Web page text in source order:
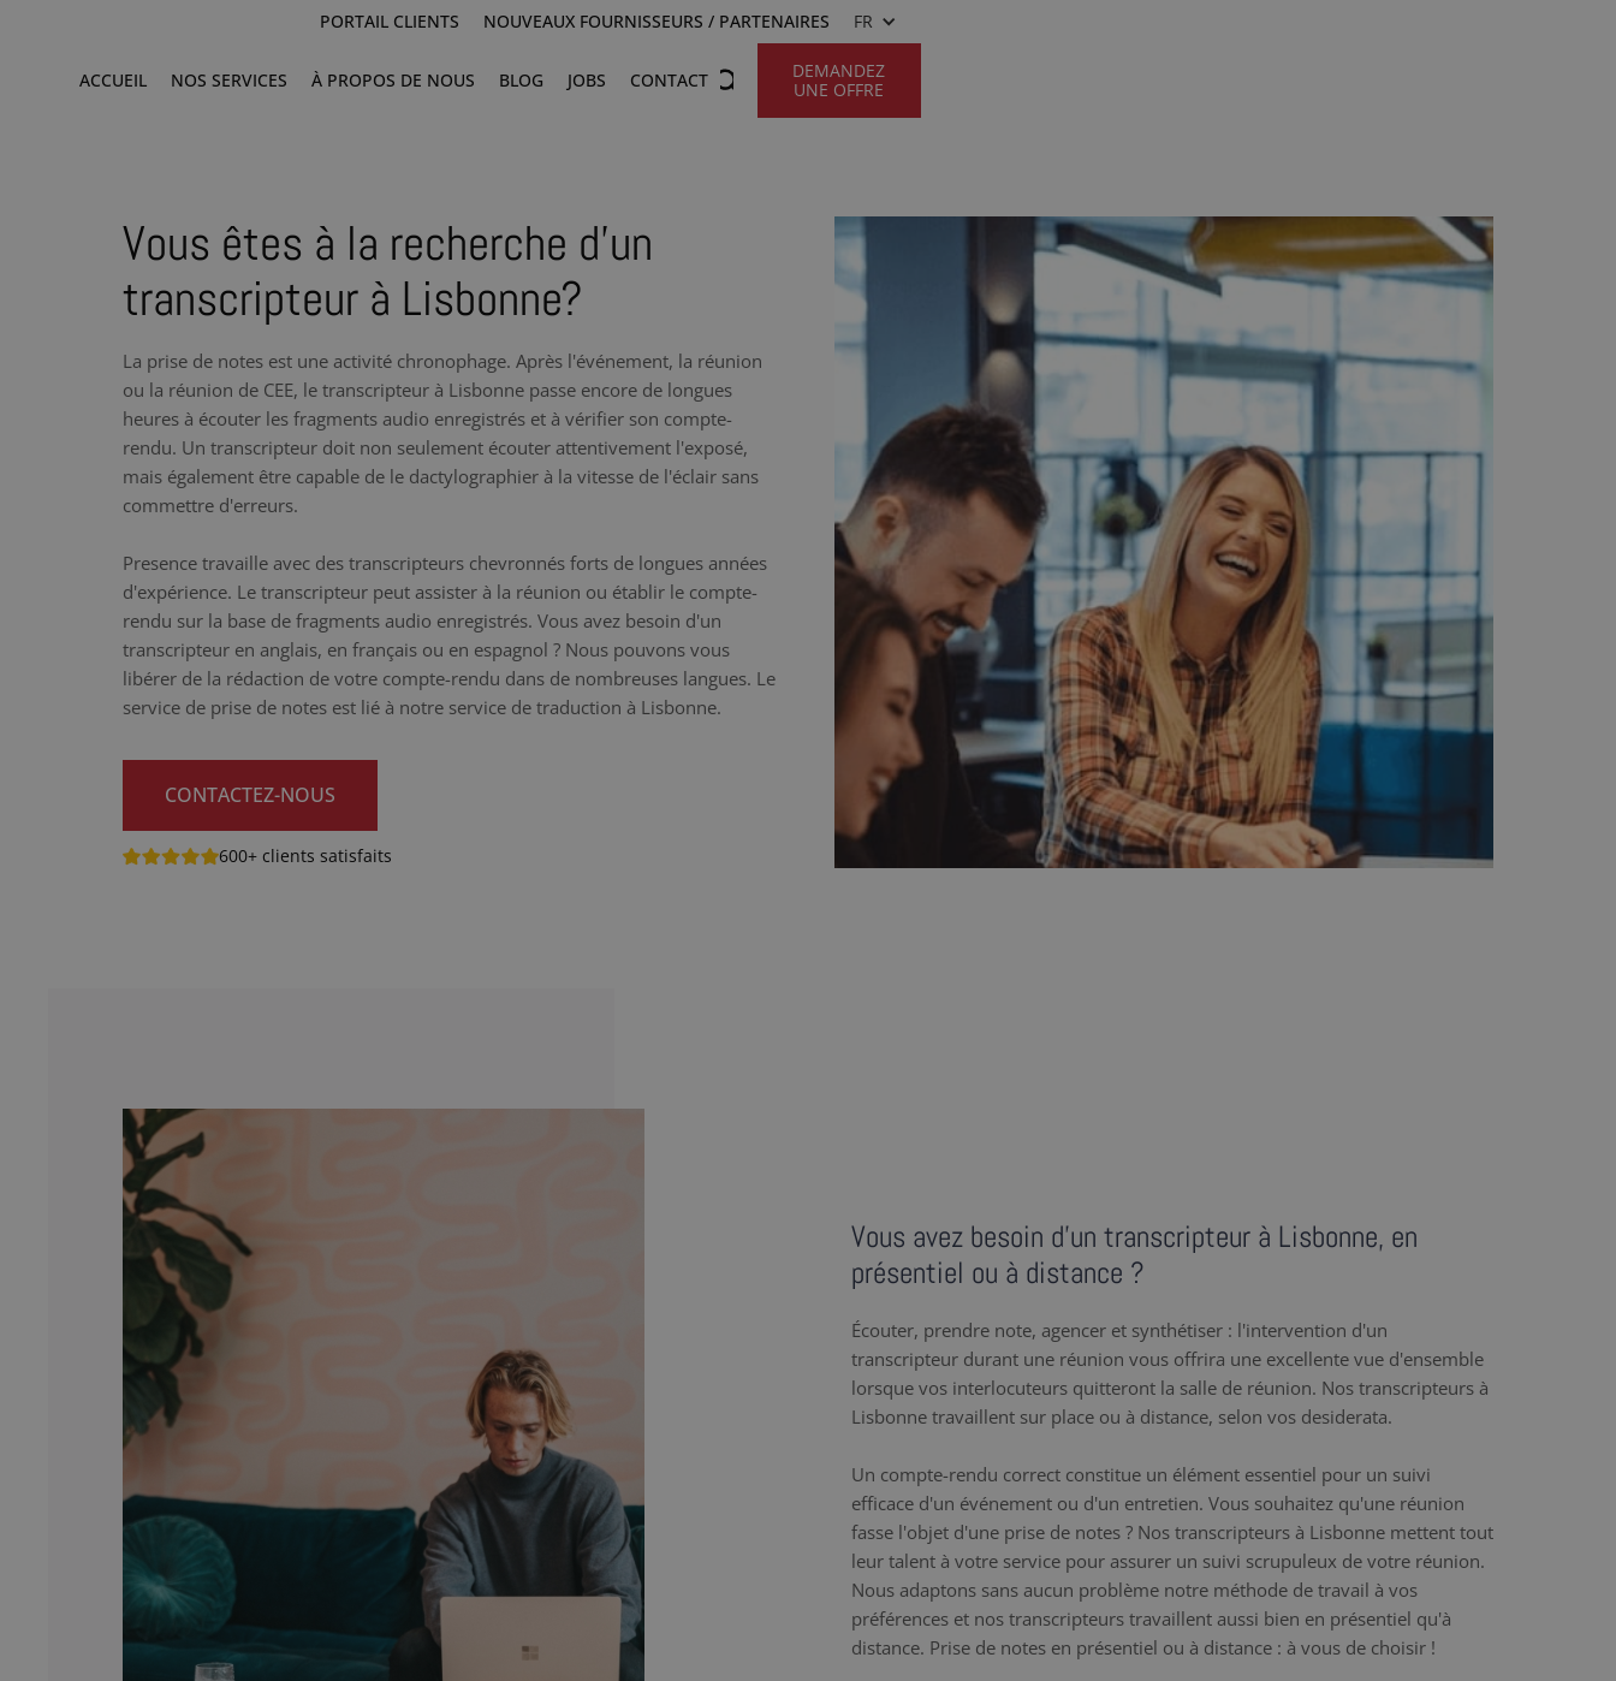
PORTAIL CLIENTS NOUVEAUX FOURNISSEURS / PARTENAIRES FR
ACCUEIL NOS SERVICES À PROPOS DE NOUS BLOG JOBS CONTACT
DEMANDEZ
UNE OFFRE
Vous êtes à la recherche d’un
transcripteur à Lisbonne?
La prise de notes est une activité chronophage. Après l'événement, la réunion
ou la réunion de CEE, le transcripteur à Lisbonne passe encore de longues
heures à écouter les fragments audio enregistrés et à vérifier son compte-
rendu. Un transcripteur doit non seulement écouter attentivement l'exposé,
mais également être capable de le dactylographier à la vitesse de l'éclair sans
commettre d'erreurs.
Presence travaille avec des transcripteurs chevronnés forts de longues années
d'expérience. Le transcripteur peut assister à la réunion ou établir le compte-
rendu sur la base de fragments audio enregistrés. Vous avez besoin d'un
transcripteur en anglais, en français ou en espagnol ? Nous pouvons vous
libérer de la rédaction de votre compte-rendu dans de nombreuses langues. Le
service de prise de notes est lié à notre service de traduction à Lisbonne.
CONTACTEZ-NOUS
600+ clients satisfaits
Vous avez besoin d’un transcripteur à Lisbonne, en
présentiel ou à distance ?
Écouter, prendre note, agencer et synthétiser : l'intervention d'un
transcripteur durant une réunion vous offrira une excellente vue d'ensemble
lorsque vos interlocuteurs quitteront la salle de réunion. Nos transcripteurs à
Lisbonne travaillent sur place ou à distance, selon vos desiderata.
Un compte-rendu correct constitue un élément essentiel pour un suivi
efficace d'un événement ou d'un entretien. Vous souhaitez qu'une réunion
fasse l'objet d'une prise de notes ? Nos transcripteurs à Lisbonne mettent tout
leur talent à votre service pour assurer un suivi scrupuleux de votre réunion.
Nous adaptons sans aucun problème notre méthode de travail à vos
préférences et nos transcripteurs travaillent aussi bien en présentiel qu'à
distance. Prise de notes en présentiel ou à distance : à vous de choisir !